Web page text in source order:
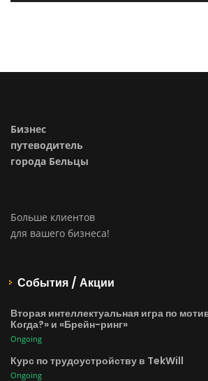
Бизнес
путеводитель
города Бельцы
Больше клиентов
для вашего бизнеса!
События / Акции
Вторая интеллектуальная игра по
Когда?» и «Брейн-ринг»
Ongoing
Курс по трудоустройству в TekWill
Ongoing